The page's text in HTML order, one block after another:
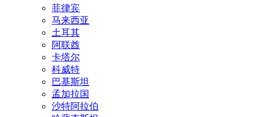
菲律宾
马来西亚
土耳其
阿联酋
卡塔尔
科威特
巴基斯坦
孟加拉国
沙特阿拉伯